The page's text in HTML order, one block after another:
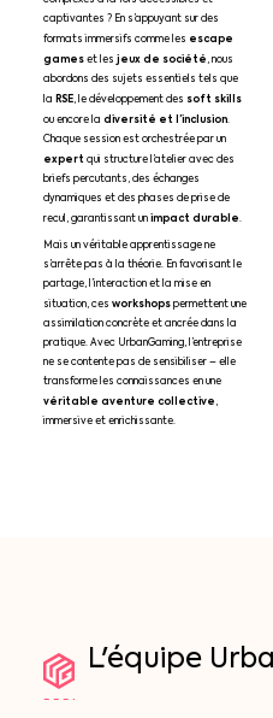
captivantes ? En s’appuyant sur des
formats immersifs comme les escape
gameset lesjeux de société, nous
abordons des sujets essentiels tels que
la RSE, le développement des soft skills
ou encore la diversité et l’inclusion.
Chaque session est orchestrée par un
expertqui structure l’atelier avec des
briefs percutants, des échanges
dynamiques et des phases de prise de
recul, garantissant unimpact durable.
Mais un véritable apprentissage ne
s’arrête pas à la théorie. En favorisant le
partage, l’interaction et la mise en
situation, ces workshopspermettent une
assimilation concrète et ancrée dans la
pratique. Avec UrbanGaming, l’entreprise
ne se contente pas de sensibiliser – elle
transforme les connaissances en une
véritable aventure collective,
immersive et enrichissante.
L'équipe